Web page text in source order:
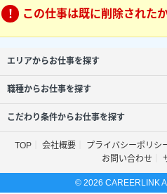
この仕事は既に削除された
エリアからお仕事を探す
職種からお仕事を探す
こだわり条件からお仕事を探す
TOP 会社概要 プライバシーポリシ
お問い合わせ
© 2026 CAREERLINK